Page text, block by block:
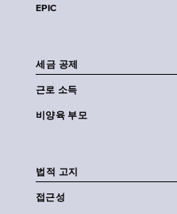
EPIC
세금 공제
근로 소득
비양육 부모
법적 고지
접근성